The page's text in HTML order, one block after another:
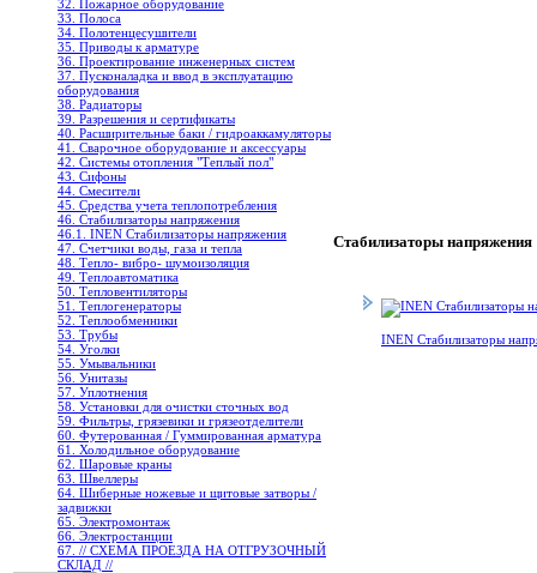
32. Пожарное оборудование
33. Полоса
34. Полотенцесушители
35. Приводы к арматуре
36. Проектирование инженерных систем
37. Пусконаладка и ввод в эксплуатацию
оборудования
38. Радиаторы
39. Разрешения и сертификаты
40. Расширительные баки / гидроаккамуляторы
41. Сварочное оборудование и аксессуары
42. Системы отопления "Теплый пол"
43. Сифоны
44. Смесители
45. Средства учета теплопотребления
46. Стабилизаторы напряжения
46.1. INEN Стабилизаторы напряжения
47. Счетчики воды, газа и тепла
48. Тепло- вибро- шумоизоляция
49. Теплоавтоматика
50. Тепловентиляторы
51. Теплогенераторы
52. Теплообменники
53. Трубы
54. Уголки
55. Умывальники
56. Унитазы
57. Уплотнения
58. Установки для очистки сточных вод
59. Фильтры, грязевики и грязеотделители
60. Футерованная / Гуммированная арматура
61. Холодильное oборудование
62. Шаровые краны
63. Швеллеры
64. Шиберные ножевые и щитовые затворы /
задвижки
65. Электромонтаж
66. Электростанции
67. // СХЕМА ПРОЕЗДА НА ОТГРУЗОЧНЫЙ
СКЛАД //
Стабилизаторы напряжения
INEN Стабилизаторы